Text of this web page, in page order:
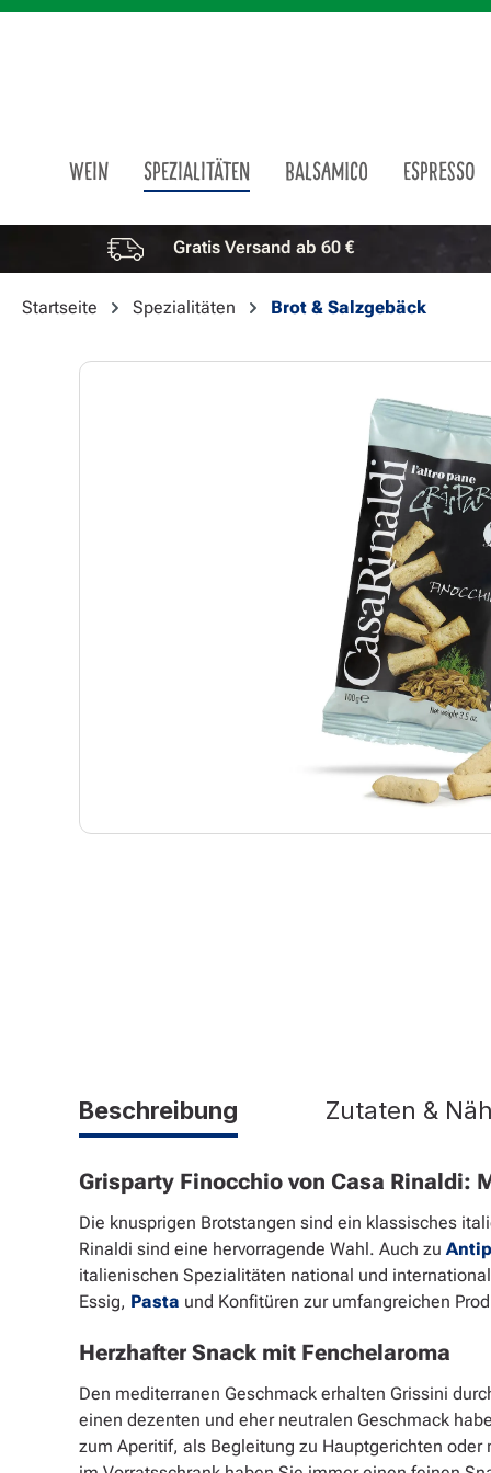
WEIN SPEZIALITÄTEN BALSAMICO ESPRESSO
Vorteile überspringen Gratis Versand ab 60 €
Startseite Spezialitäten Brot & Salzgebäck
Bildergalerie überspringen
Beschreibung Zutaten &
Grisparty Finocchio von Casa Rinaldi:
Die knusprigen Brotstangen sind ein klassisches
Rinaldi sind eine hervorragende Wahl. Auch zu
italienischen Spezialitäten national und
Essig, Pasta und Konfitüren zur umfangreichen
Herzhafter Snack mit Fenchelaroma
Den mediterranen Geschmack erhalten Grissini
einen dezenten und eher neutralen Geschmack
zum Aperitif, als Begleitung zu Hauptgerichten